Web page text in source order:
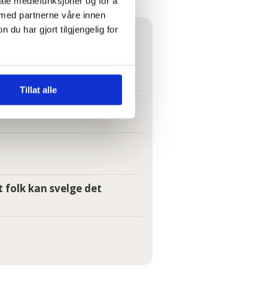
partnerne våre innen
du har gjort tilgjengelig for
Tillat alle
det
folk kan svelge det